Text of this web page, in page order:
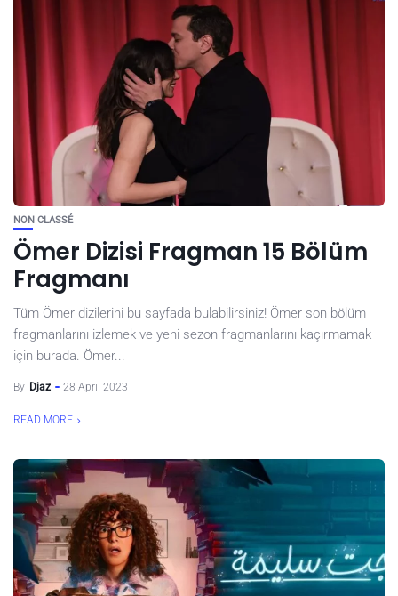
NON CLASSÉ
Ömer Dizisi Fragman 15 Bölüm
Fragmanı
Tüm Ömer dizilerini bu sayfada bulabilirsiniz! Ömer son bölüm
fragmanlarını izlemek ve yeni sezon fragmanlarını kaçırmamak
için burada. Ömer...
By Djaz 28 April 2023
READ MORE